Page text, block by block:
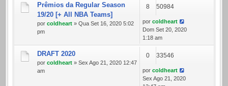
Prêmios da Regular Season
19/20 [+ All NBA Teams]
por coldheart » Qua Set 16, 2020 5:02
pm
8 50984
por coldheart
Dom Set 20, 2020
1:18 am
DRAFT 2020
por coldheart » Sex Ago 21, 2020 12:47
am
0 33546
por coldheart
Sex Ago 21, 2020